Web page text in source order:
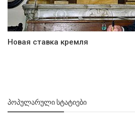
Новая ставка кремля
ᲞᲝᲞᲣᲚᲐᲠᲣᲚᲘ ᲡᲢᲐᲢᲘᲔᲑᲘ